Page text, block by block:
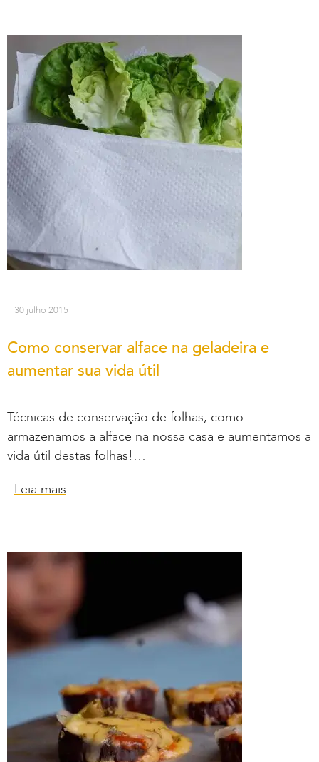
30 julho 2015
Como conservar alface na geladeira e
aumentar sua vida útil
Técnicas de conservação de folhas, como
armazenamos a alface na nossa casa e aumentamos a
vida útil destas folhas!…
Leia mais